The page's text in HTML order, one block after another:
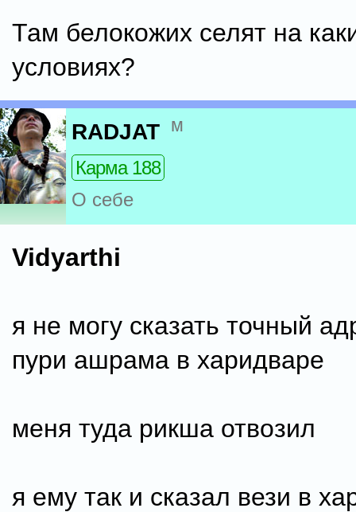
Там белокожих селят на
условиях?
RADJAT м
Карма 188
О себе
Vidyarthi
я не могу сказать точный
пури ашрама в харидваре
меня туда рикша отвозил
я ему так и сказал вези в